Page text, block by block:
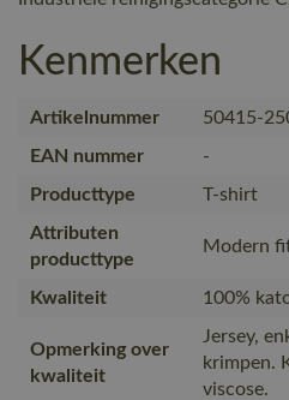
Kenmerken
Artikelnummer
50415-
EAN nummer
-
Producttype
T-shirt
Attributen
producttype
Modern
Kwaliteit 100%
Opmerking over
kwaliteit
Jersey,
krimpen.
viscose.